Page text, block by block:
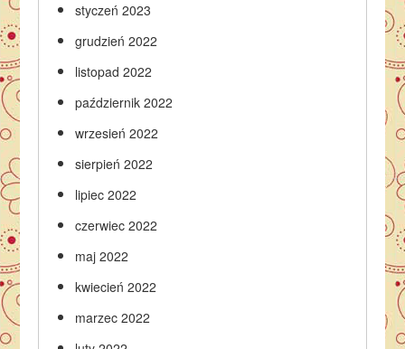
styczeń 2023
grudzień 2022
listopad 2022
październik 2022
wrzesień 2022
sierpień 2022
lipiec 2022
czerwiec 2022
maj 2022
kwiecień 2022
marzec 2022